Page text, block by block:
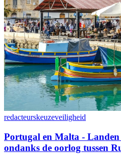
redacteurskeuzeveiligheid
Portugal en Malta - Landen
ondanks de oorlog tussen